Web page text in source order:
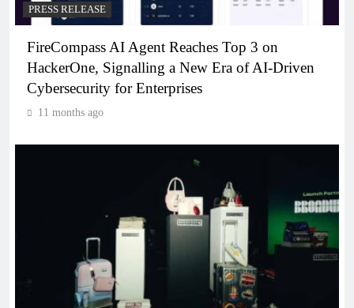
PRESS RELEASE
FireCompass AI Agent Reaches Top 3 on
HackerOne, Signalling a New Era of AI-Driven
Cybersecurity for Enterprises
11 months ago